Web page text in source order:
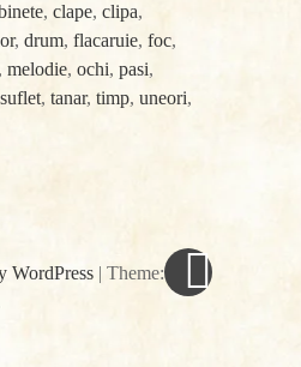
, clape, clipa,
, drum, flacaruie, foc,
, melodie, ochi, pasi,
suflet, tanar, timp, uneori,
WordPress | Theme: spun